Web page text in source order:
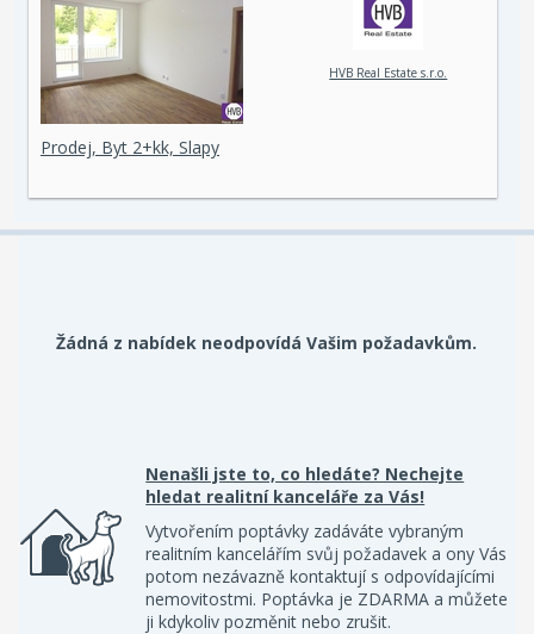
HVB Real Estate s.r.o.
Prodej, Byt 2+kk, Slapy
Žádná z nabídek neodpovídá Vašim požadavkům.
Nenašli jste to, co hledáte? Nechejte
hledat realitní kanceláře za Vás!
Vytvořením poptávky zadáváte vybraným
realitním kancelářím svůj požadavek a ony Vás
potom nezávazně kontaktují s odpovídajícími
nemovitostmi. Poptávka je ZDARMA a můžete
ji kdykoliv pozměnit nebo zrušit.